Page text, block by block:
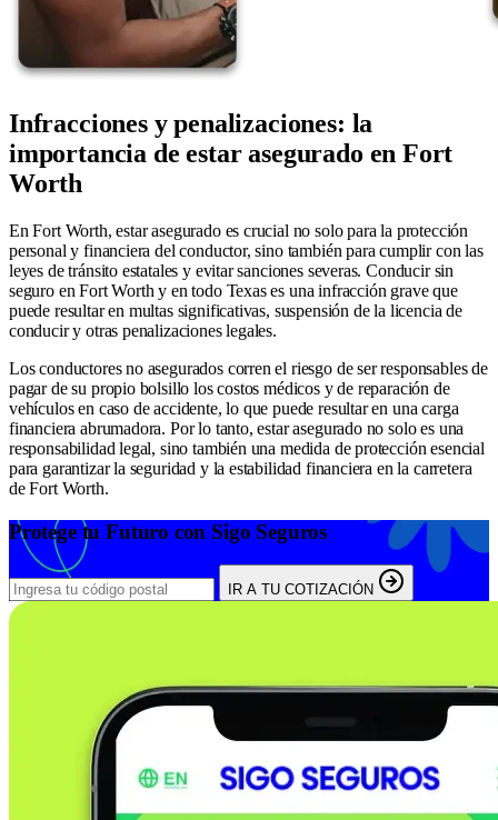
Infracciones y penalizaciones: la
importancia de estar asegurado en Fort
Worth
En Fort Worth, estar asegurado es crucial no solo para la protección
personal y financiera del conductor, sino también para cumplir con las
leyes de tránsito estatales y evitar sanciones severas. Conducir sin
seguro en Fort Worth y en todo Texas es una infracción grave que
puede resultar en multas significativas, suspensión de la licencia de
conducir y otras penalizaciones legales.
Los conductores no asegurados corren el riesgo de ser responsables de
pagar de su propio bolsillo los costos médicos y de reparación de
vehículos en caso de accidente, lo que puede resultar en una carga
financiera abrumadora. Por lo tanto, estar asegurado no solo es una
responsabilidad legal, sino también una medida de protección esencial
para garantizar la seguridad y la estabilidad financiera en la carretera
de Fort Worth.
Protege tu Futuro con Sigo Seguros
IR A TU COTIZACIÓN